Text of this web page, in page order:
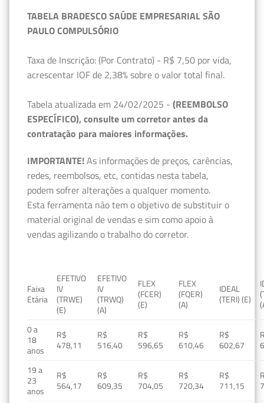
TABELA BRADESCO SAÚDE EMPRESARIAL SÃO
PAULO COMPULSÓRIO
Taxa de Inscrição: (Por Contrato) - R$ 7,50 por vida,
acrescentar IOF de 2,38% sobre o valor total final.
Tabela atualizada em 24/02/2025 - (REEMBOLSO
ESPECÍFICO), consulte um corretor antes da
contratação para maiores informações.
IMPORTANTE!As informações de preços, carências,
redes, reembolsos, etc, contidas nesta tabela,
podem sofrer alterações a qualquer momento.
Esta ferramenta não tem o objetivo de substituir o
material original de vendas e sim como apoio à
vendas agilizando o trabalho do corretor.
Faixa
Etária
EFETIVO
IV
(TRWE)
(E)
EFETIVO
IV
(TRWQ)
(A)
FLEX
(FCER)
(E)
FLEX
(FQER)
(A)
IDEAL
(TERI) (E)
0 a
18
anos
R$
478,11
R$
516,40
R$
596,65
R$
610,46
R$
602,67
19 a
23
anos
R$
564,17
R$
609,35
R$
704,05
R$
720,34
R$
711,15